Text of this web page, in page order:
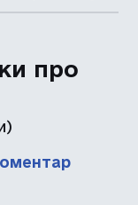
про